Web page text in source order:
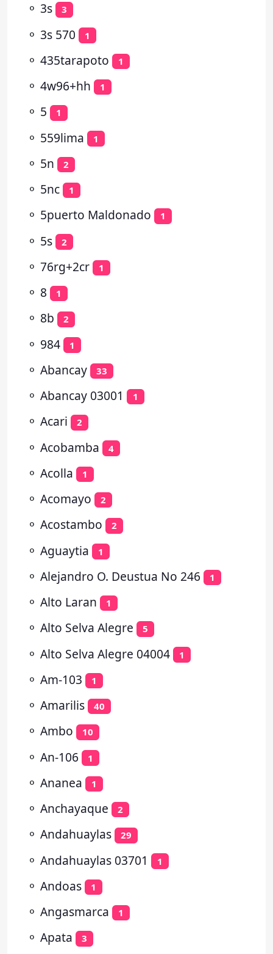
⚬ 3s 3
⚬ 3s 570 1
⚬ 435tarapoto 1
⚬ 4w96+hh 1
⚬ 5 1
⚬ 559lima 1
⚬ 5n 2
⚬ 5nc 1
⚬ 5puerto Maldonado 1
⚬ 5s 2
⚬ 76rg+2cr 1
⚬ 8 1
⚬ 8b 2
⚬ 984 1
⚬ Abancay 33
⚬ Abancay 03001 1
⚬ Acari 2
⚬ Acobamba 4
⚬ Acolla 1
⚬ Acomayo 2
⚬ Acostambo 2
⚬ Aguaytia 1
⚬ Alejandro O. Deustua No 246 1
⚬ Alto Laran 1
⚬ Alto Selva Alegre 5
⚬ Alto Selva Alegre 04004 1
⚬ Am-103 1
⚬ Amarilis 40
⚬ Ambo 10
⚬ An-106 1
⚬ Ananea 1
⚬ Anchayaque 2
⚬ Andahuaylas 29
⚬ Andahuaylas 03701 1
⚬ Andoas 1
⚬ Angasmarca 1
⚬ Apata 3